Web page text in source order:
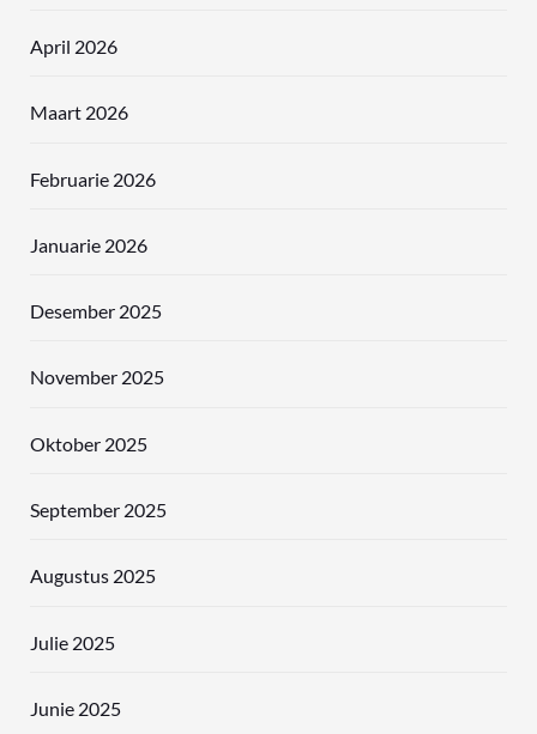
April 2026
Maart 2026
Februarie 2026
Januarie 2026
Desember 2025
November 2025
Oktober 2025
September 2025
Augustus 2025
Julie 2025
Junie 2025